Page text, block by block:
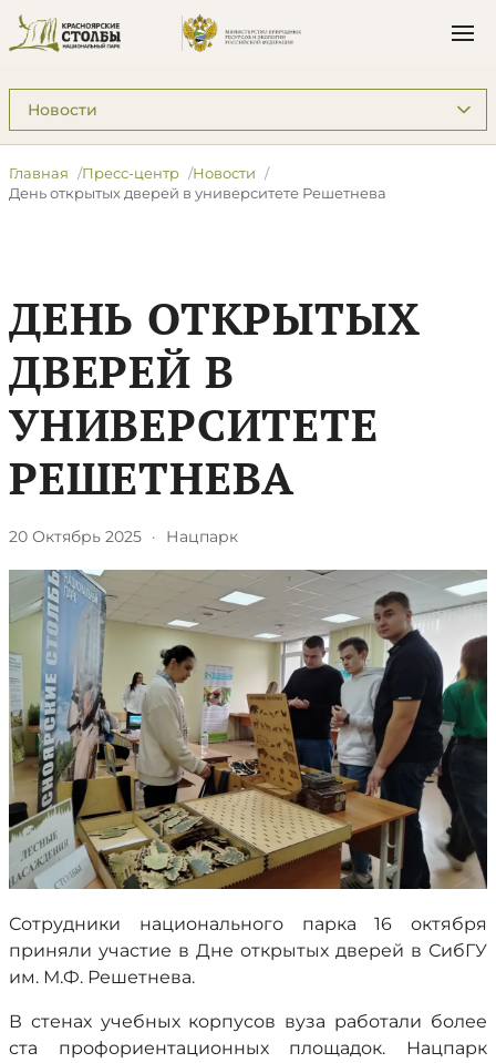
Подразделы: Пресс-центр
Главная Пресс-центр
Новости
​День открытых дверей в университете Решетнева
​ДЕНЬ ОТКРЫТЫХ
ДВЕРЕЙ В
УНИВЕРСИТЕТЕ
РЕШЕТНЕВА
20 Октябрь 2025 · Нацпарк
Сотрудники национального парка 16 октября
приняли участие в Дне открытых дверей в СибГУ
им. М.Ф. Решетнева.
В стенах учебных корпусов вуза работали более
ста профориентационных площадок. Нацпарк